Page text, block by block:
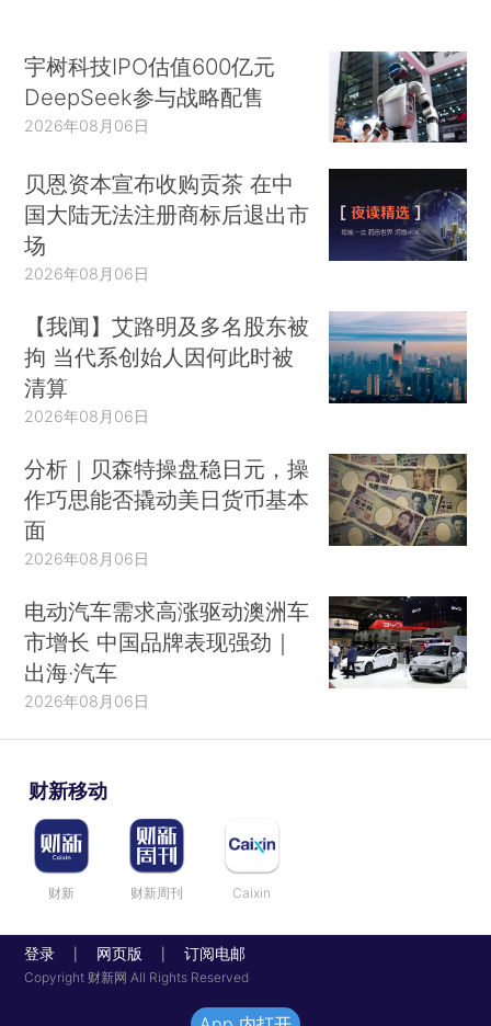
宇树科技IPO估值600亿元
DeepSeek参与战略配售
2026年08月06日
贝恩资本宣布收购贡茶 在中
国大陆无法注册商标后退出市
场
2026年08月06日
【我闻】艾路明及多名股东被
拘 当代系创始人因何此时被
清算
2026年08月06日
分析｜贝森特操盘稳日元，操
作巧思能否撬动美日货币基本
面
2026年08月06日
电动汽车需求高涨驱动澳洲车
市增长 中国品牌表现强劲｜
出海·汽车
2026年08月06日
财新移动
财新 财新周刊 Caixin
登录 网页版 订阅电邮
Copyright 财新网 All Rights Reserved